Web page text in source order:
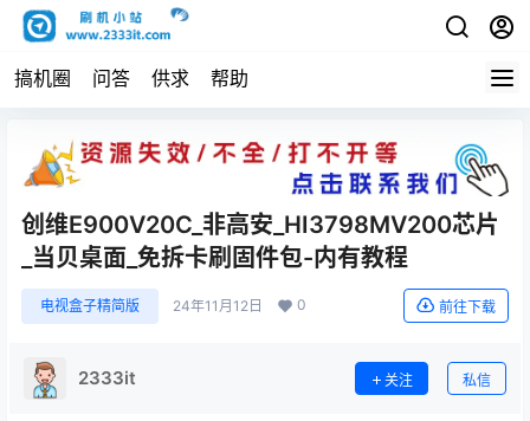
搞机圈 问答 供求 帮助
创维E900V20C_非高安_HI3798MV200芯片
_当贝桌面_免拆卡刷固件包-内有教程
电视盒子精简版 24年11月12日 0 前往下载
2333it 关注 私信